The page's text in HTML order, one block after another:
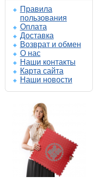
Правила
пользования
Оплата
Доставка
Возврат и обмен
О нас
Наши контакты
Карта сайта
Наши новости